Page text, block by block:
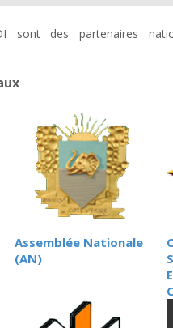
sont des partenaires
Assemblée Nationale
(AN)